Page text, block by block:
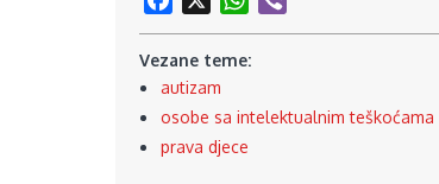
Vezane teme:
autizam
osobe sa intelektualnim teškoćama
prava djece